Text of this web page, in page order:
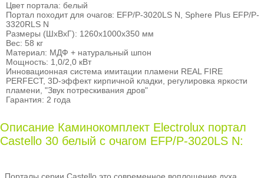
Цвет портала: белый
Портал походит для очагов: EFP/P-3020LS N, Sphere Plus EFP/P-
3320RLS N
Размеры (ШхВхГ): 1260х1000х350 мм
Вес: 58 кг
Материал: МДФ + натуральный шпон
Мощность: 1,0/2,0 кВт
Инновационная система имитации пламени REAL FIRE
PERFECT, 3D-эффект кирпичной кладки, регулировка яркости
пламени, "Звук потрескивания дров"
Гарантия: 2 года
Описание Каминокомплект Electrolux портал
Castello 30 белый с очагом EFP/P-3020LS N: